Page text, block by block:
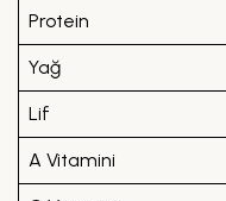
Protein
Yağ
Lif
A Vitamini